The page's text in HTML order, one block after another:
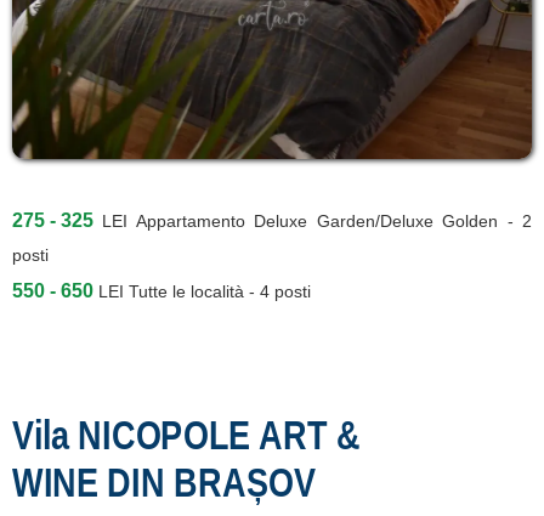
275 - 325 LEI
Appartamento Deluxe Garden/Deluxe Golden - 2
posti
550 - 650 LEI Tutte le località - 4 posti
Vila NICOPOLE ART &
WINE DIN BRAȘOV